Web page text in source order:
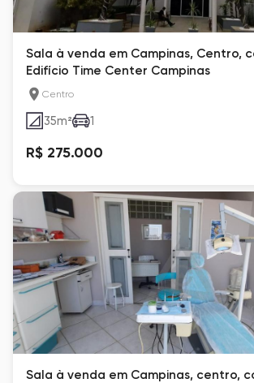
Sala à venda em Campinas, Centro,
Edifício Time Center Campinas
Centro
35m² 1
R$ 275.000
Sala à venda em Campinas, centro,